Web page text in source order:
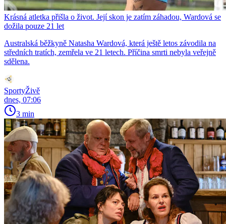
Krásná atletka přišla o život. Její skon je zatím záhadou, Wardová se
dožila pouze 21 let
Australská běžkyně Natasha Wardová, která ještě letos závodila na
středních tratích, zemřela ve 21 letech. Příčina smrti nebyla veřejně
sdělena.
SportyŽivě
dnes, 07:06
3 min